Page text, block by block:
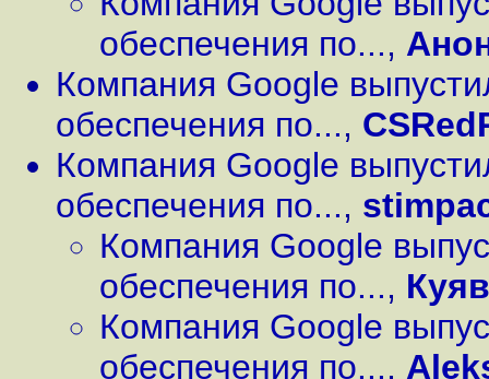
обеспечения по...,
Компания Google
обеспечения по...,
Компания Google
обеспечения по...,
Компания Google
обеспечения по...,
Компания Google
обеспечения по...,